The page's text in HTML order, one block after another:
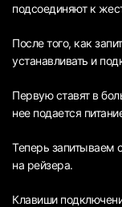
подсоединяют к
После того, как
устанавливать и
Первую ставят в
нее подается
Теперь запитываем
на рейзера.
Клавиши